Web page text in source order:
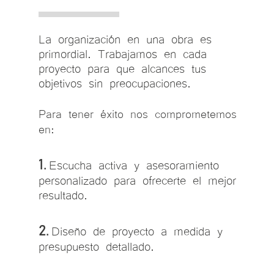
La organización en una obra es
primordial. Trabajamos en cada
proyecto para que alcances tus
objetivos sin preocupaciones.
Para tener éxito nos comprometemos
en:
1. Escucha activa y asesoramiento
personalizado para ofrecerte el mejor
resultado.
2. Diseño de proyecto a medida y
presupuesto detallado.